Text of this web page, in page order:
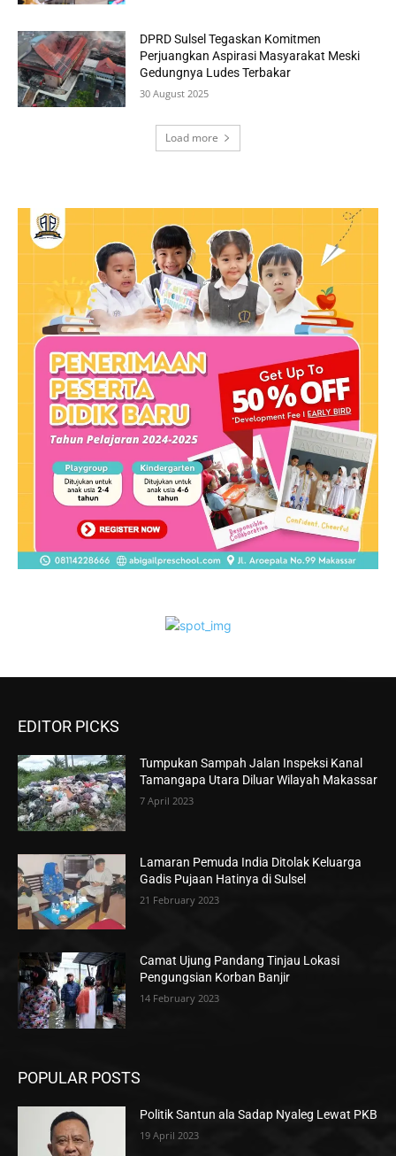
DPRD Sulsel Tegaskan Komitmen
Perjuangkan Aspirasi Masyarakat Meski
Gedungnya Ludes Terbakar
30 August 2025
Load more
EDITOR PICKS
Tumpukan Sampah Jalan Inspeksi Kanal
Tamangapa Utara Diluar Wilayah Makassar
7 April 2023
Lamaran Pemuda India Ditolak Keluarga
Gadis Pujaan Hatinya di Sulsel
21 February 2023
Camat Ujung Pandang Tinjau Lokasi
Pengungsian Korban Banjir
14 February 2023
POPULAR POSTS
Politik Santun ala Sadap Nyaleg Lewat PKB
19 April 2023